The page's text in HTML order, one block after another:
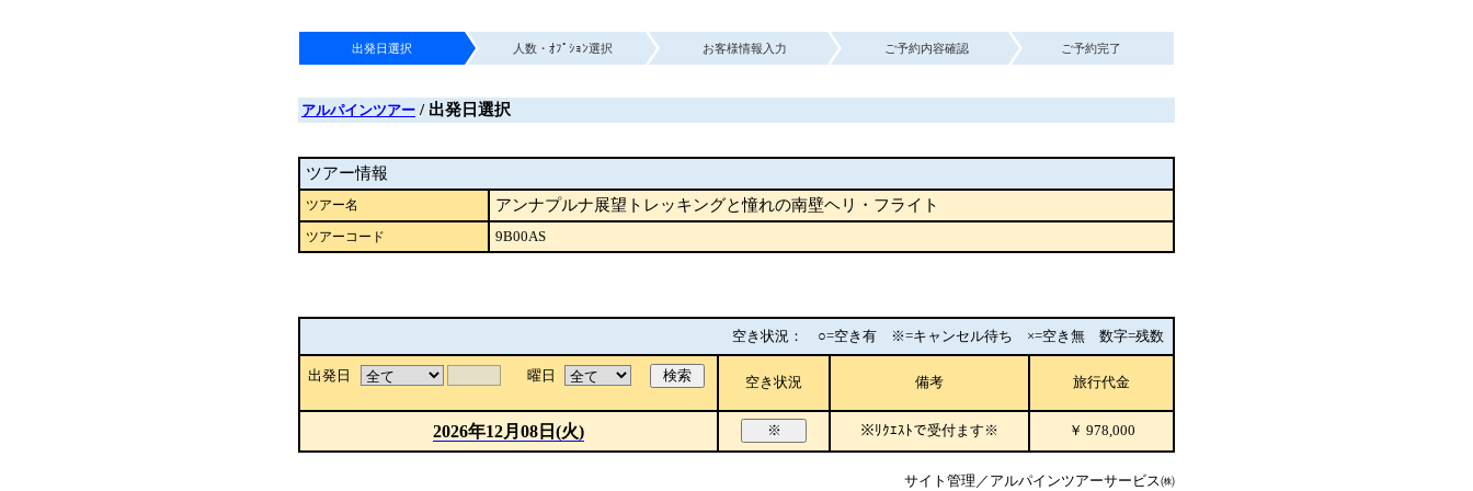
出発日選択 人数・ｵﾌﾟｼｮﾝ選択 お客様情報入力 ご予約内容確認 ご予約完了
アルパインツアー / 出発日選択
ツアー情報
ツアー名 アンナプルナ展望トレッキングと憧れの南壁ヘリ・フライト
ツアーコード 9B00AS
空き状況： ○=空き有 ※=キャンセル待ち ×=空き無 数字=残数
出発日 曜日 検索 空き状況 備考 旅行代金
2026年12月08日(火) ※ ※ﾘｸｴｽﾄで受付ます※ ￥ 978,000
サイト管理／アルパインツアーサービス㈱